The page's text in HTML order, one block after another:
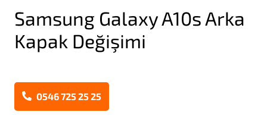
Samsung Galaxy A10s Arka
Kapak Değişimi
0546 725 25 25